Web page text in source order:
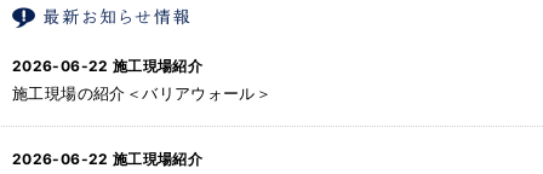
2026-06-22 施工現場紹介
施工現場の紹介＜バリアウォール＞
2026-06-22 施工現場紹介